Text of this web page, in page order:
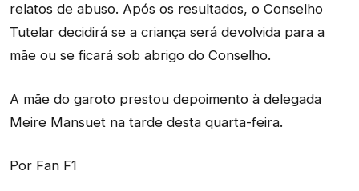
relatos de abuso. Após os resultados, o Conselho
Tutelar decidirá se a criança será devolvida para a
mãe ou se ficará sob abrigo do Conselho.
A mãe do garoto prestou depoimento à delegada
Meire Mansuet na tarde desta quarta-feira.
Por Fan F1